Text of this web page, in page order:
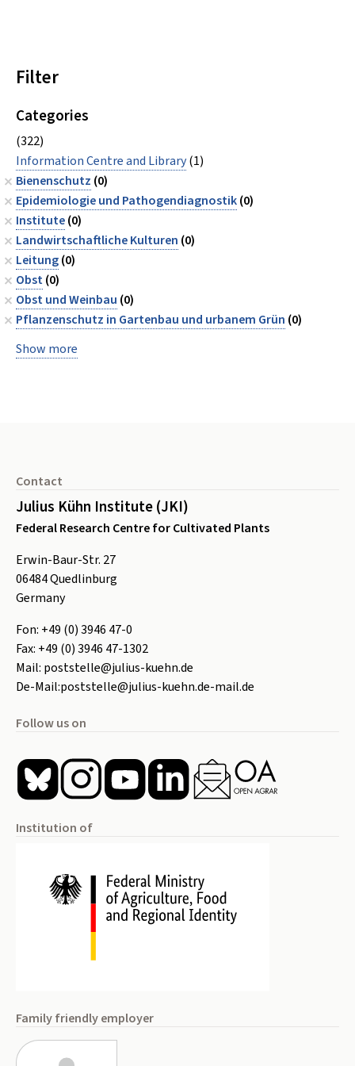
Filter
Categories
(322)
Information Centre and Library(1)
Bienenschutz (0)
Epidemiologie und Pathogendiagnostik(0)
Institute(0)
Landwirtschaftliche Kulturen (0)
Leitung(0)
Obst(0)
Obst und Weinbau (0)
Pflanzenschutz in Gartenbau und urbanem Grün (0)
Show more
Contact
Julius Kühn Institute (JKI)
Federal Research Centre for Cultivated Plants
Erwin-Baur-Str. 27
06484Quedlinburg
Germany
Fon: +49 (0) 3946 47-0
Fax: +49 (0) 3946 47-1302
Mail: poststelle@julius-kuehn.de
De-Mail:poststelle@julius-kuehn.de-mail.de
Follow us on
Institution of
Family friendly employer